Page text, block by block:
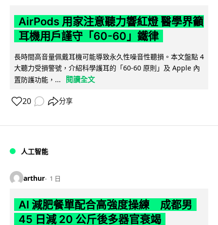
AirPods 用家注意聽力響紅燈 醫學界籲
耳機用戶謹守「60-60」鐵律
長時間高音量佩戴耳機可能導致永久性噪音性聽損。本文盤點 4
大聽力受損警號，介紹科學護耳的「60-60 原則」及 Apple 內
置防護功能，...
閱讀全文
20 分享
人工智能
arthur 1 日
AI 減肥餐單配合高強度操練 成都男
45 日減 20 公斤後多器官衰竭